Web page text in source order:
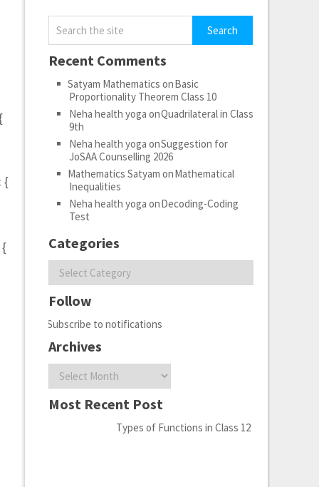
{
Recent Comments
Satyam Mathematics onBasic
Proportionality Theorem Class 10
Neha health yoga onQuadrilateral in Class
9th
Neha health yoga onSuggestion for
JoSAA Counselling 2026
Mathematics Satyam onMathematical
Inequalities
Neha health yoga onDecoding-Coding
Test
Categories
Categories
Follow
Subscribe to notifications
Archives
Archives
Most Recent Post
Types of Functions in Class 12